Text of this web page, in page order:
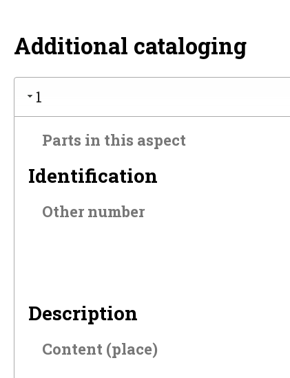
Additional cataloging
1
Parts in this aspect
Identification
Other number
Description
Content (place)